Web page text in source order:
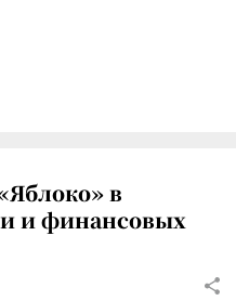
в
и финансовых